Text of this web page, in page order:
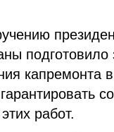
подготовило
капремонта в
работ.